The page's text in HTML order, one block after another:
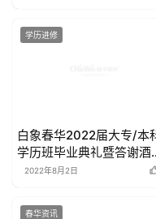
学历进修
白象春华2022届大专/本
学历班毕业典礼暨答谢酒
圆满举行
2022年8月2日
春华资讯